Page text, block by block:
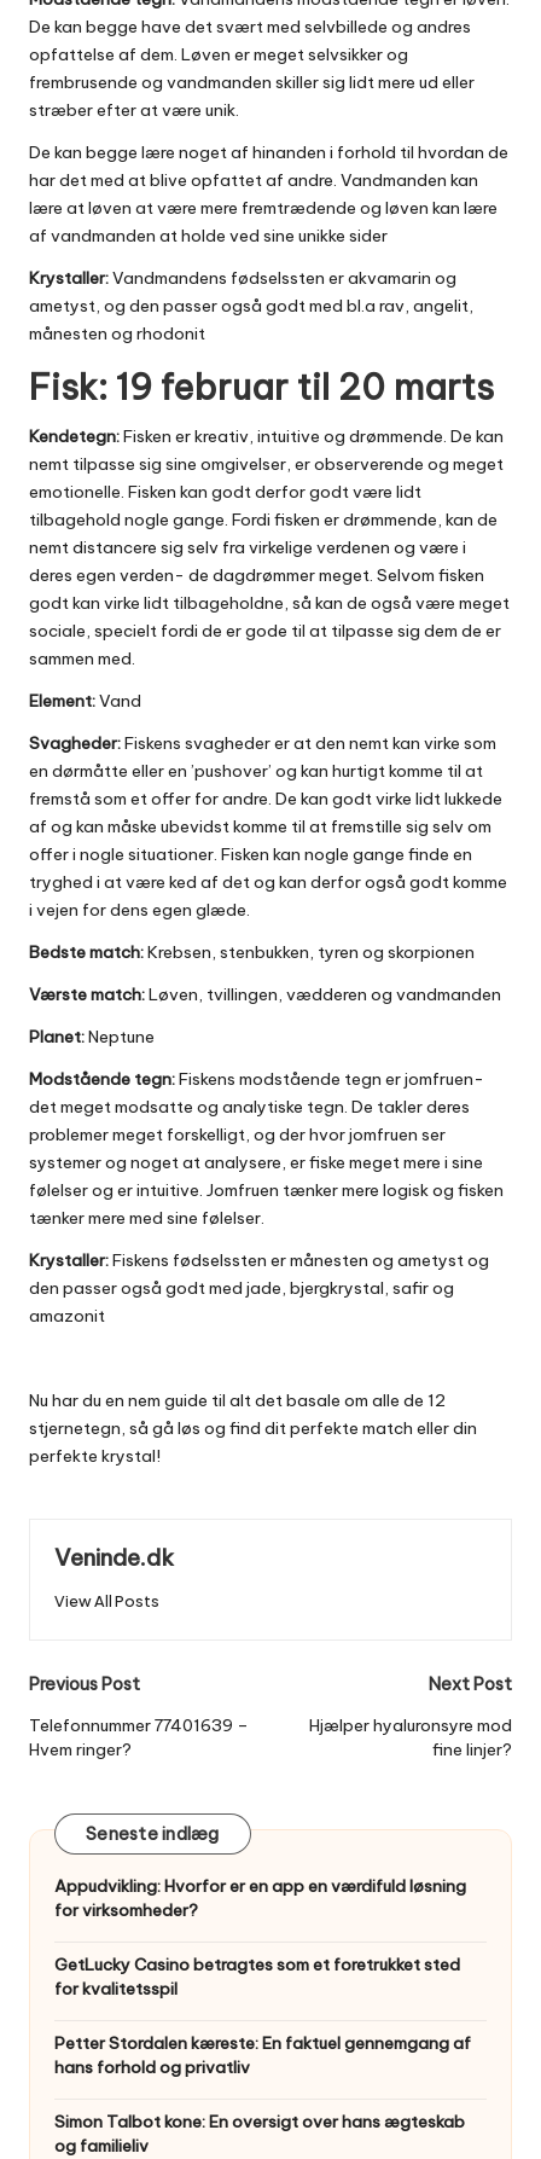
De kan begge have det svært med selvbillede og andres
opfattelse af dem. Løven er meget selvsikker og
frembrusende og vandmanden skiller sig lidt mere ud eller
stræber efter at være unik.
De kan begge lære noget af hinanden i forhold til hvordan de
har det med at blive opfattet af andre. Vandmanden kan
lære at løven at være mere fremtrædende og løven kan lære
af vandmanden at holde ved sine unikke sider
Krystaller:Vandmandens fødselssten er akvamarin og
ametyst, og den passer også godt med bl.a rav, angelit,
månesten og rhodonit
Fisk: 19 februar til 20 marts
Kendetegn:Fisken er kreativ, intuitive og drømmende. De kan
nemt tilpasse sig sine omgivelser, er observerende og meget
emotionelle. Fisken kan godt derfor godt være lidt
tilbagehold nogle gange. Fordi fisken er drømmende, kan de
nemt distancere sig selv fra virkelige verdenen og være i
deres egen verden- de dagdrømmer meget. Selvom fisken
godt kan virke lidt tilbageholdne, så kan de også være meget
sociale, specielt fordi de er gode til at tilpasse sig dem de er
sammen med.
Element:Vand
Svagheder:Fiskens svagheder er at den nemt kan virke som
en dørmåtte eller en ’pushover’ og kan hurtigt komme til at
fremstå som et offer for andre. De kan godt virke lidt lukkede
af og kan måske ubevidst komme til at fremstille sig selv om
offer i nogle situationer. Fisken kan nogle gange finde en
tryghed i at være ked af det og kan derfor også godt komme
i vejen for dens egen glæde.
Bedste match:Krebsen, stenbukken, tyren og skorpionen
Værste match:Løven, tvillingen, vædderen og vandmanden
Planet:Neptune
Modstående tegn:Fiskens modstående tegn er jomfruen-
det meget modsatte og analytiske tegn. De takler deres
problemer meget forskelligt, og der hvor jomfruen ser
systemer og noget at analysere, er fiske meget mere i sine
følelser og er intuitive. Jomfruen tænker mere logisk og fisken
tænker mere med sine følelser.
Krystaller:Fiskens fødselssten er månesten og ametyst og
den passer også godt med jade, bjergkrystal, safir og
amazonit
Nu har du en nem guide til alt det basale om alle de 12
stjernetegn, så gå løs og find dit perfekte match eller din
perfekte krystal!
Veninde.dk
View All Posts
Post
navigation
Previous Post
Telefonnummer 77401639 –
Hvem ringer?
Next Post
Hjælper hyaluronsyre mod
fine linjer?
Seneste indlæg
Appudvikling: Hvorfor er en app en værdifuld løsning
for virksomheder?
GetLucky Casino betragtes som et foretrukket sted
for kvalitetsspil
Petter Stordalen kæreste: En faktuel gennemgang af
hans forhold og privatliv
Simon Talbot kone: En oversigt over hans ægteskab
og familieliv